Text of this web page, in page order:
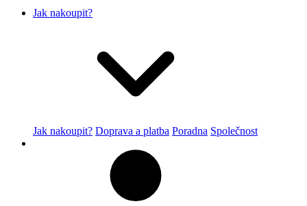
Jak nakoupit?
Jak nakoupit? Doprava a platba Poradna Společnost